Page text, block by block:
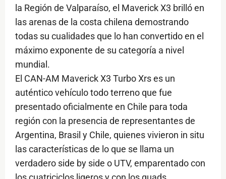
la Región de Valparaíso, el Maverick X3 brilló en
las arenas de la costa chilena demostrando
todas su cualidades que lo han convertido en el
máximo exponente de su categoría a nivel
mundial.
El CAN-AM Maverick X3 Turbo Xrs es un
auténtico vehículo todo terreno que fue
presentado oficialmente en Chile para toda
región con la presencia de representantes de
Argentina, Brasil y Chile, quienes vivieron in situ
las características de lo que se llama un
verdadero side by side o UTV, emparentado con